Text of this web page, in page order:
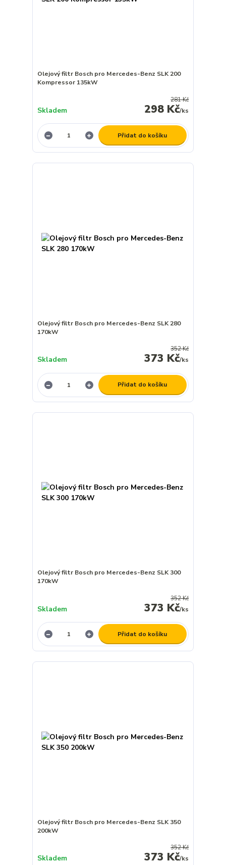
Olejový filtr Bosch pro Mercedes-Benz SLK 200
Kompressor 135kW
281 Kč
298 Kč/ks
Skladem
Přidat do košíku
Olejový filtr Bosch pro Mercedes-Benz SLK 280
170kW
352 Kč
373 Kč/ks
Skladem
Přidat do košíku
Olejový filtr Bosch pro Mercedes-Benz SLK 300
170kW
352 Kč
373 Kč/ks
Skladem
Přidat do košíku
Olejový filtr Bosch pro Mercedes-Benz SLK 350
200kW
352 Kč
373 Kč/ks
Skladem